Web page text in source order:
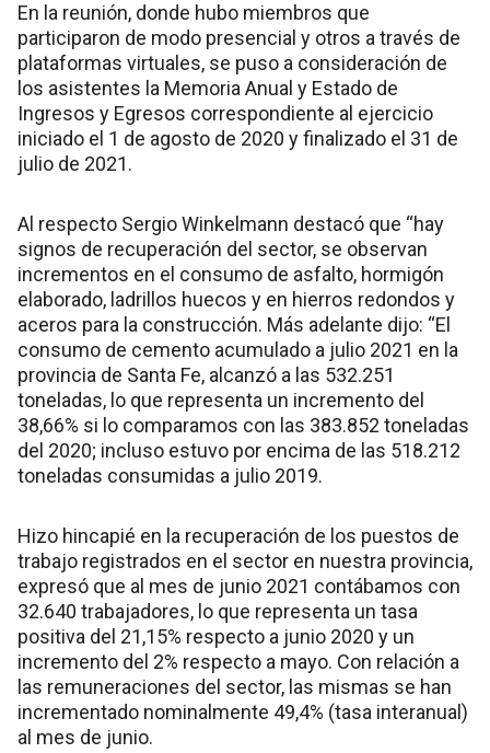
En la reunión, donde hubo miembros que
participaron de modo presencial y otros a través de
plataformas virtuales, se puso a consideración de
los asistentes la Memoria Anual y Estado de
Ingresos y Egresos correspondiente al ejercicio
iniciado el 1 de agosto de 2020 y finalizado el 31 de
julio de 2021.
Al respecto Sergio Winkelmann destacó que “hay
signos de recuperación del sector, se observan
incrementos en el consumo de asfalto, hormigón
elaborado, ladrillos huecos y en hierros redondos y
aceros para la construcción. Más adelante dijo: “El
consumo de cemento acumulado a julio 2021 en la
provincia de Santa Fe, alcanzó a las 532.251
toneladas, lo que representa un incremento del
38,66% si lo comparamos con las 383.852 toneladas
del 2020; incluso estuvo por encima de las 518.212
toneladas consumidas a julio 2019.
Hizo hincapié en la recuperación de los puestos de
trabajo registrados en el sector en nuestra provincia,
expresó que al mes de junio 2021 contábamos con
32.640 trabajadores, lo que representa un tasa
positiva del 21,15% respecto a junio 2020 y un
incremento del 2% respecto a mayo. Con relación a
las remuneraciones del sector, las mismas se han
incrementado nominalmente 49,4% (tasa interanual)
al mes de junio.